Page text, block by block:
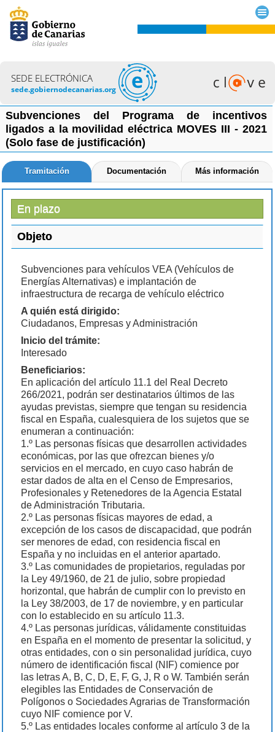
SEDE ELECTRÓNICA
sede.gobiernodecanarias.org
Subvenciones del Programa de incentivos
ligados a la movilidad eléctrica MOVES III - 2021
(Solo fase de justificación)
Tramitación Documentación Más información
En plazo
Objeto
Subvenciones para vehículos VEA (Vehículos de
Energías Alternativas) e implantación de
infraestructura de recarga de vehículo eléctrico
A quién está dirigido:
Ciudadanos, Empresas y Administración
Inicio del trámite:
Interesado
Beneficiarios:
En aplicación del artículo 11.1 del Real Decreto
266/2021, podrán ser destinatarios últimos de las
ayudas previstas, siempre que tengan su residencia
fiscal en España, cualesquiera de los sujetos que se
enumeran a continuación:
1.º Las personas físicas que desarrollen actividades
económicas, por las que ofrezcan bienes y/o
servicios en el mercado, en cuyo caso habrán de
estar dados de alta en el Censo de Empresarios,
Profesionales y Retenedores de la Agencia Estatal
de Administración Tributaria.
2.º Las personas físicas mayores de edad, a
excepción de los casos de discapacidad, que podrán
ser menores de edad, con residencia fiscal en
España y no incluidas en el anterior apartado.
3.º Las comunidades de propietarios, reguladas por
la Ley 49/1960, de 21 de julio, sobre propiedad
horizontal, que habrán de cumplir con lo previsto en
la Ley 38/2003, de 17 de noviembre, y en particular
con lo establecido en su artículo 11.3.
4.º Las personas jurídicas, válidamente constituidas
en España en el momento de presentar la solicitud, y
otras entidades, con o sin personalidad jurídica, cuyo
número de identificación fiscal (NIF) comience por
las letras A, B, C, D, E, F, G, J, R o W. También serán
elegibles las Entidades de Conservación de
Polígonos o Sociedades Agrarias de Transformación
cuyo NIF comience por V.
5.º Las entidades locales conforme al artículo 3 de la